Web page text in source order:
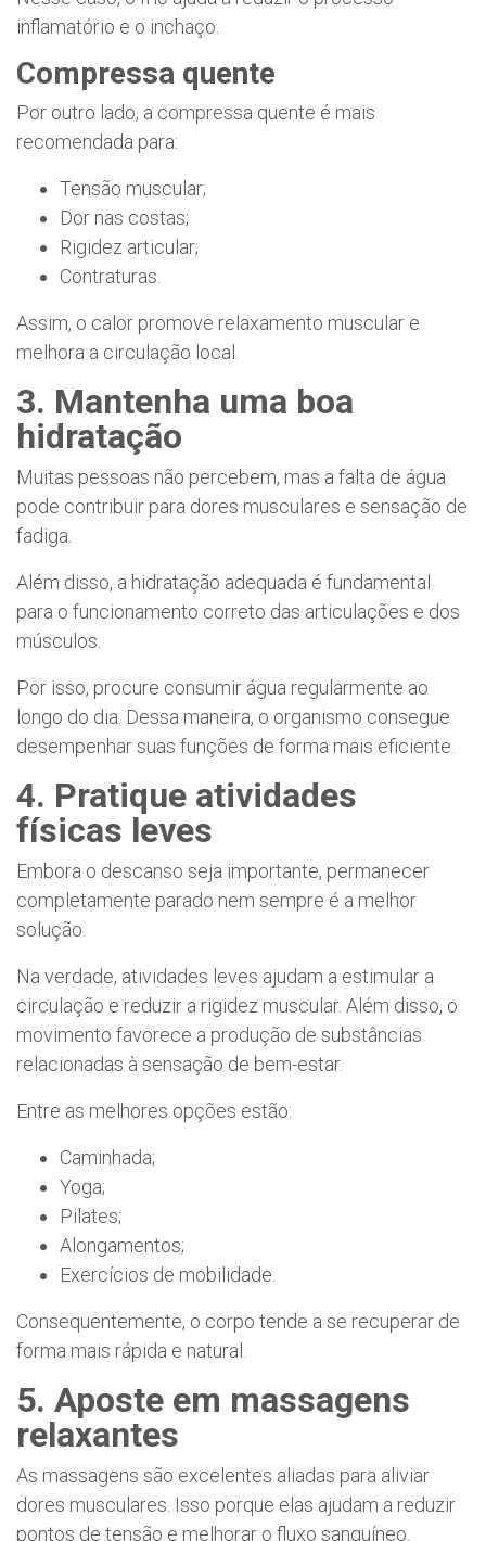
inflamatório e o inchaço.
Compressa quente
Por outro lado, a compressa quente é mais
recomendada para:
Tensão muscular;
Dor nas costas;
Rigidez articular;
Contraturas.
Assim, o calor promove relaxamento muscular e
melhora a circulação local.
3. Mantenha uma boa
hidratação
Muitas pessoas não percebem, mas a falta de água
pode contribuir para dores musculares e sensação de
fadiga.
Além disso, a hidratação adequada é fundamental
para o funcionamento correto das articulações e dos
músculos.
Por isso, procure consumir água regularmente ao
longo do dia. Dessa maneira, o organismo consegue
desempenhar suas funções de forma mais eficiente.
4. Pratique atividades
físicas leves
Embora o descanso seja importante, permanecer
completamente parado nem sempre é a melhor
solução.
Na verdade, atividades leves ajudam a estimular a
circulação e reduzir a rigidez muscular. Além disso, o
movimento favorece a produção de substâncias
relacionadas à sensação de bem-estar.
Entre as melhores opções estão:
Caminhada;
Yoga;
Pilates;
Alongamentos;
Exercícios de mobilidade.
Consequentemente, o corpo tende a se recuperar de
forma mais rápida e natural.
5. Aposte em massagens
relaxantes
As massagens são excelentes aliadas para aliviar
dores musculares. Isso porque elas ajudam a reduzir
pontos de tensão e melhorar o fluxo sanguíneo.